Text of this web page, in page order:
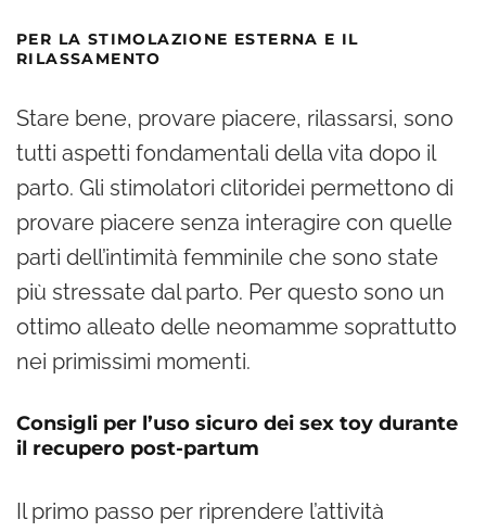
PER LA STIMOLAZIONE ESTERNA E IL
RILASSAMENTO
Stare bene, provare piacere, rilassarsi, sono
tutti aspetti fondamentali della vita dopo il
parto. Gli stimolatori clitoridei permettono di
provare piacere senza interagire con quelle
parti dell’intimità femminile che sono state
più stressate dal parto. Per questo sono un
ottimo alleato delle neomamme soprattutto
nei primissimi momenti.
Consigli per l’uso sicuro dei sex toy durante
il recupero post-partum
Il primo passo per riprendere l’attività